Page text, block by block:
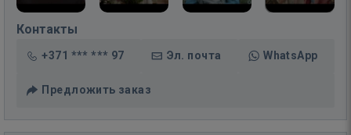
Контакты
+371 *** *** 97 Эл. почта WhatsApp
Предложить заказ